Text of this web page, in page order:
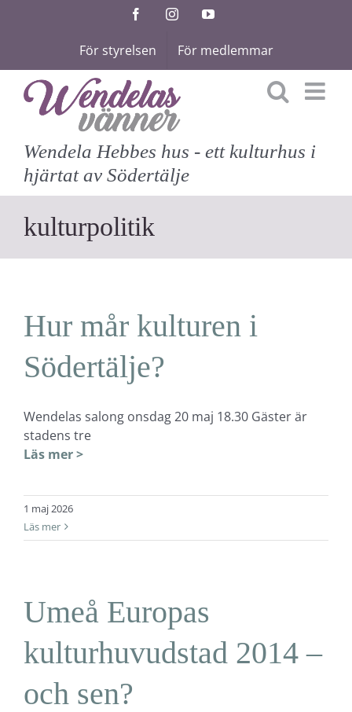
FacebookInstagramYouTube
För styrelsen För medlemmar
Wendela Hebbes hus - ett kulturhus i
hjärtat av Södertälje
kulturpolitik
Hur mår kulturen i
Södertälje?
Wendelas salong onsdag 20 maj 18.30 Gäster är
stadens tre
Läs mer >
1 maj 2026
Läs mer
Umeå Europas
kulturhuvudstad 2014 –
och sen?